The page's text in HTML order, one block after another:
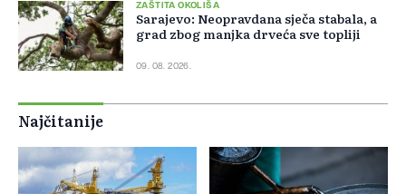
ZAŠTITA OKOLIŠA
Sarajevo: Neopravdana sječa stabala, a
grad zbog manjka drveća sve topliji
09. 08. 2026.
Najčitanije